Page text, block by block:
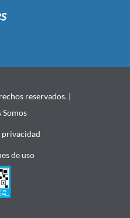
reservados. |
Somos
privacidad
de uso